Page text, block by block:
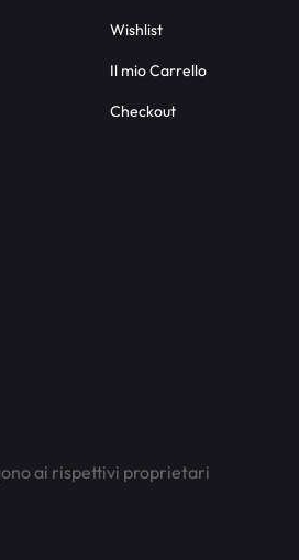
Wishlist
Il mio Carrello
Checkout
ai rispettivi proprietari